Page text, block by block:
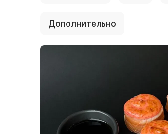
Дополнительно